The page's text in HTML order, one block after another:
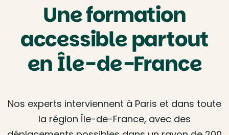
Une formation
accessible partout
en Île-de-France
Nos experts interviennent à Paris et dans toute
la région Île-de-France, avec des